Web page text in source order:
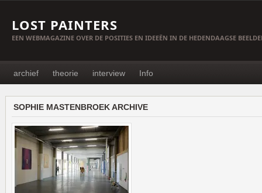
LOST PAINTERS
EEN WEBMAGAZINE OVER DE POSITIES EN IDEEËN IN DE HEDENDAAGSE
archief theorie interview Info
SOPHIE MASTENBROEK ARCHIVE